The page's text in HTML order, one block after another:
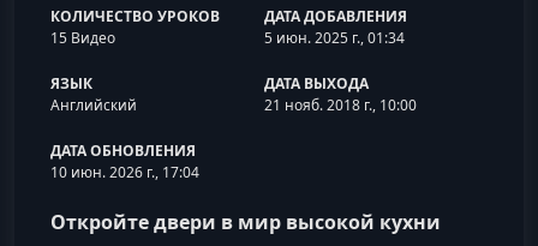
КОЛИЧЕСТВО УРОКОВ
15 Видео
ДАТА ДОБАВЛЕНИЯ
5 июн. 2025 г., 01:34
ЯЗЫК
Английский
ДАТА ВЫХОДА
21 нояб. 2018 г., 10:00
ДАТА ОБНОВЛЕНИЯ
10 июн. 2026 г., 17:04
Откройте двери в мир высокой кухни